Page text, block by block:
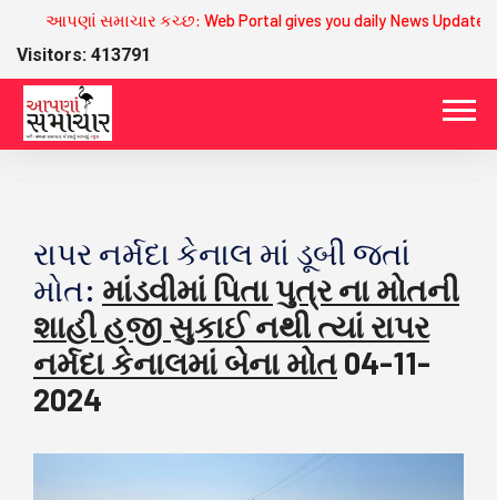
આપણાં સમાચાર કચ્છ: Web Portal gives you daily News Updates
Visitors: 413791
રાપર નર્મદા કેનાલ માં ડૂબી જતાં
મોત: માંડવીમાં પિતા પુત્ર ના મોતની
શાહી હજી સુકાઈ નથી ત્યાં રાપર
નર્મદા કેનાલમાં બેના મોત 04-11-
2024